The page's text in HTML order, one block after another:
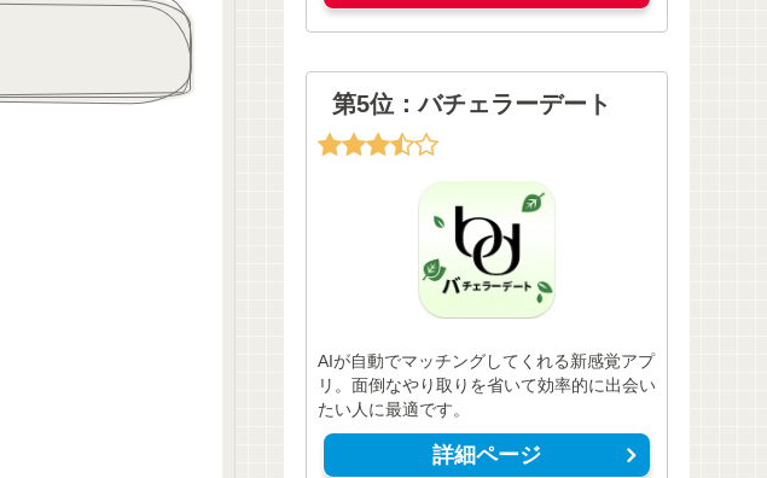
第5位：バチェラーデート
AIが自動でマッチングしてくれる新感覚アプ
リ。面倒なやり取りを省いて効率的に出会い
たい人に最適です。
詳細ページ